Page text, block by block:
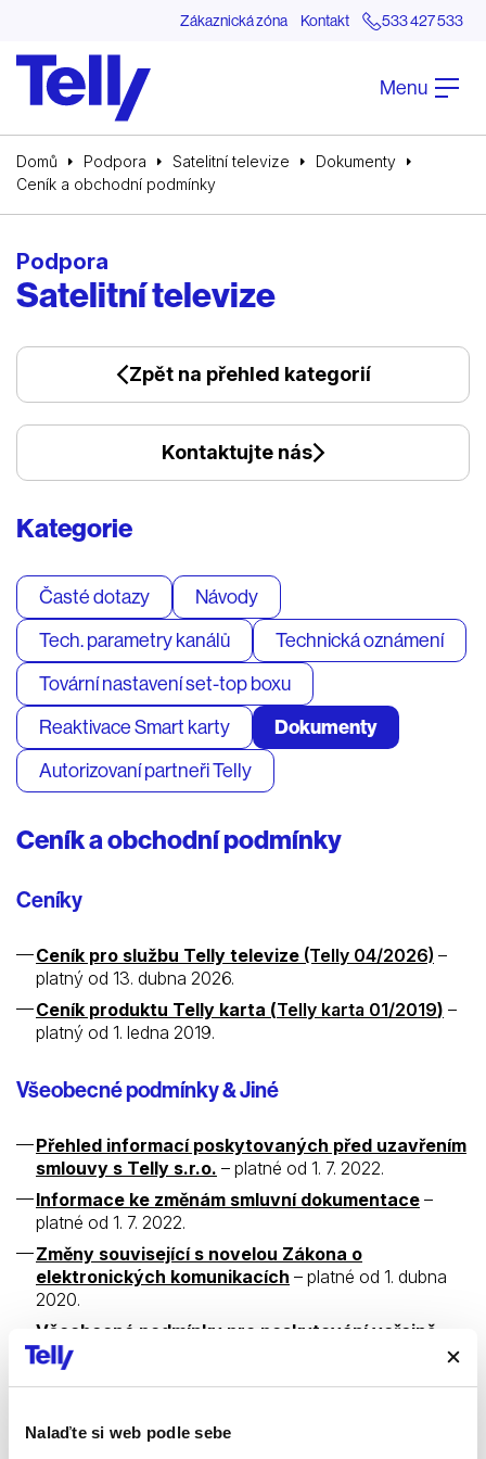
Nalaďte si web podle sebe
Zákaznická zóna Kontakt 533 427 533
Menu
Domů Podpora Satelitní televize
Dokumenty
Ceník a obchodní podmínky
Podpora
Satelitní televize
Zpět na přehled kategorií
Kontaktujte nás
Kategorie
Časté dotazy
Návody
Tech. parametry kanálů
Technická oznámení
Tovární nastavení set-top boxu
Reaktivace Smart karty
Dokumenty
Autorizovaní partneři Telly
Ceník a obchodní podmínky
Ceníky
Ceník pro službu Telly televize (Telly 04/2026) –
platný od 13. dubna 2026.
Ceník produktu Telly karta (Telly karta 01/2019) –
platný od 1. ledna 2019.
Všeobecné podmínky & Jiné
Přehled informací poskytovaných před uzavřením
smlouvy s Telly s.r.o. – platné od 1. 7. 2022.
Informace ke změnám smluvní dokumentace –
platné od 1. 7. 2022.
Změny související s novelou Zákona o
elektronických komunikacích – platné od 1. dubna
2020.
Všeobecné podmínky pro poskytování veřejně
dostupných služeb elektronických komunikací
–
platné od 1. července 2022.
dostupných služeb elektronických komunikací